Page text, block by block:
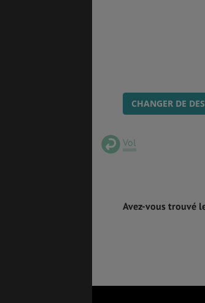
CHANGER DE
Vol
Avez-vous trouvé